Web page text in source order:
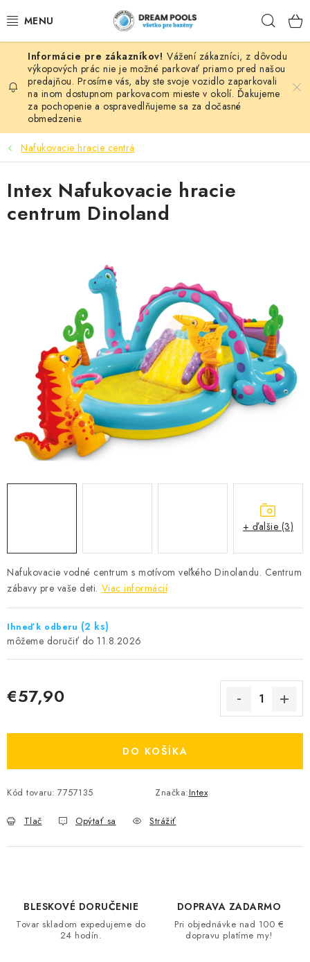
na
BAZÉNY
VÍRIVKY
ASEKO PRÍSLUŠENSTVO
NÁHRADNÉ DIELY
Vážení zákazníci, z dôvodu
výkopových prác nie je možné parkovať priamo pred našou
predajňou. Prosíme vás, aby ste svoje vozidlo zaparkovali
na inom dostupnom parkovacom mieste v okolí. Ďakujeme
za pochopenie a ospravedlňujeme sa za dočasné
obmedzenie.
Nafukovacie hracie centrá
Nafukovacie vodné centrum s motívom veľkého Dinolandu. Centrum
zábavy pre vaše deti. Viac informácií
Ihneď k odberu (2 ks)
11.8.2026
€57,90
DO KOŠÍKA
Kód tovaru: 7757135 Značka:Intex
Tlač Opýtať sa Strážiť
Intex Nafukovacie hracie
centrum Dinoland
+ ďalšie (3)
BLESKOVÉ DORUČENIE
Tovar skladom expedujeme do
24 hodín.
DOPRAVA ZADARMO
Pri objednávke nad 100 €
dopravu platíme my!